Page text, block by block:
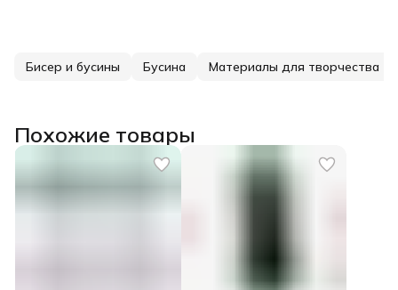
Бисер и бусины Бусина Материалы для творчества
Похожие товары